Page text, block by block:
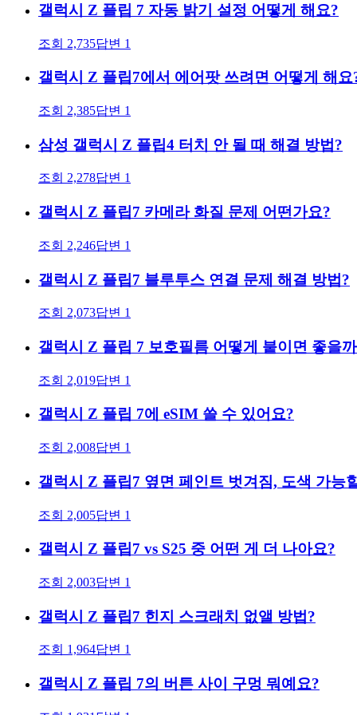
갤럭시 Z 플립 7 자동 밝기 설정 어떻게 해요?
조회 2,735답변 1
갤럭시 Z 플립7에서 에어팟 쓰려면 어떻게 해요
조회 2,385답변 1
삼성 갤럭시 Z 플립4 터치 안 될 때 해결 방법?
조회 2,278답변 1
갤럭시 Z 플립7 카메라 화질 문제 어떤가요?
조회 2,246답변 1
갤럭시 Z 플립7 블루투스 연결 문제 해결 방법?
조회 2,073답변 1
갤럭시 Z 플립 7 보호필름 어떻게 붙이면 좋을
조회 2,019답변 1
갤럭시 Z 플립 7에 eSIM 쓸 수 있어요?
조회 2,008답변 1
갤럭시 Z 플립7 옆면 페인트 벗겨짐, 도색 가능
조회 2,005답변 1
갤럭시 Z 플립7 vs S25 중 어떤 게 더 나아요?
조회 2,003답변 1
갤럭시 Z 플립7 힌지 스크래치 없앨 방법?
조회 1,964답변 1
갤럭시 Z 플립 7의 버튼 사이 구멍 뭐예요?